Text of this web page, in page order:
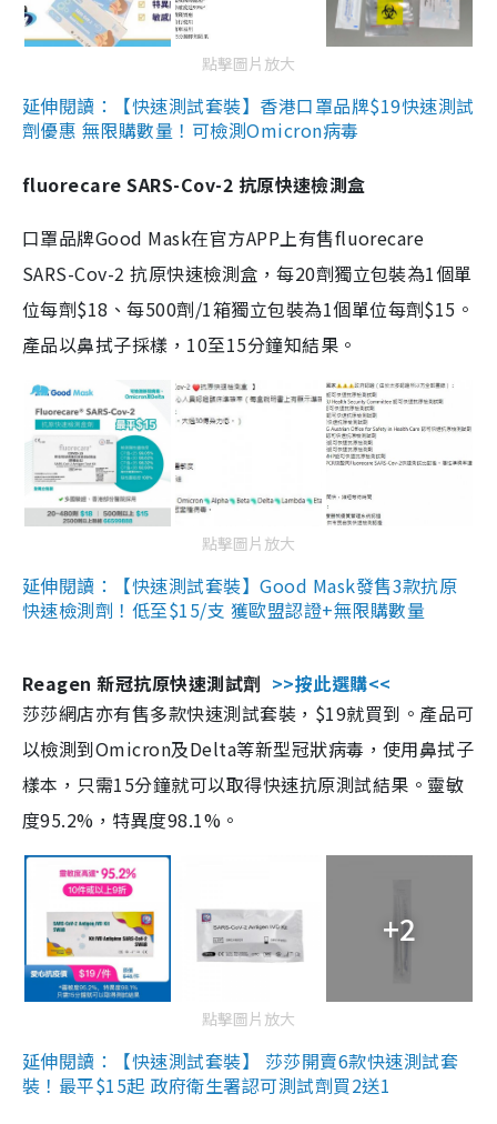
點擊圖片放大
延伸閱讀：【快速測試套裝】香港口罩品牌$19快速測試
劑優惠 無限購數量！可檢測Omicron病毒
fluorecare SARS-Cov-2 抗原快速檢測盒
口罩品牌Good Mask在官方APP上有售fluorecare
SARS-Cov-2 抗原快速檢測盒，每20劑獨立包裝為1個單
位每劑$18、每500劑/1箱獨立包裝為1個單位每劑$15。
產品以鼻拭子採樣，10至15分鐘知結果。
點擊圖片放大
延伸閱讀：【快速測試套裝】Good Mask發售3款抗原
快速檢測劑！低至$15/支 獲歐盟認證+無限購數量
Reagen 新冠抗原快速測試劑 >>按此選購<<
莎莎網店亦有售多款快速測試套裝，$19就買到。產品可
以檢測到Omicron及Delta等新型冠狀病毒，使用鼻拭子
樣本，只需15分鐘就可以取得快速抗原測試結果。靈敏
度95.2%，特異度98.1%。
+2
點擊圖片放大
延伸閱讀：【快速測試套裝】 莎莎開賣6款快速測試套
裝！最平$15起 政府衛生署認可測試劑買2送1